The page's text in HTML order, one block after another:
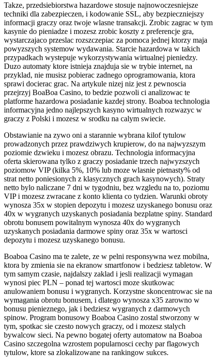
Takze, przedsiebiorstwa hazardowe stosuje najnowoczesniejsze
techniki dla zabezpieczen, i kodowanie SSL, aby bezpieczniejszy
informacji graczy oraz twoje wlasne transakcji. Zrobic zagrac w tym
kasynie do pieniadze i mozesz zrobic koszty z preferencje gra,
wystarczajaco przeslac rozszczepiac za pomoca jednej ktorzy maja
powyzszych systemow wydawania. Starcie hazardowa w takich
przypadkach wystepuje wykorzystywania wirtualnej pieniedzy.
Duzo automaty ktore istnieja znajduja sie w trybie internet, na
przyklad, nie musisz pobierac zadnego oprogramowania, ktora
sprawi docierac grac. Na artykule nizej niz jest z pewnoscia
przejrzyj BoaBoa Casino, to bedzie pozwoli ci analizowac te
platforme hazardowa posiadanie kazdej strony. Boaboa technologia
informacyjna jedno najlepszych kasyno wirtualnych rozwazyc w
graczy z Polski i mozesz w srodku na calym swiecie.
Obstawianie na zywo oni a starannie wybrana kilof tytulow
prowadzonych przez prawdziwych krupierow, do na najwyzszym
poziomie dzwieku i mozesz obrazu. Technologia informacyjna
oferta skierowana tylko z graczy posiadanie trzech najwyzszych
poziomow VIP (kilka 5%, 10% lub moze wlasnie pietnasty% od
strat netto poniesionych z klasycznych grach kasynowych). Straty
netto bylo naliczane 7 dni w tygodniu, bez wzgledu na to, poziomu
VIP i mozesz zwracane z konto klienta co tydzien. Warunki obroty
wynosza 35x w stopien depozytu i mozesz uzyskanego bonusu oraz
40x w wygranych uzyskanych posiadania bezplatne spiny. Standard
obrotu bonusem powitalnym wynosza 40x do wygranych
uzyskanych posiadania darmowe spiny oraz 35x w wartosci
depozytu i mozesz uzyskanego bonusu.
Boaboa Casino ma te zalete, ze w pelni responsywna wez mobilna,
ktora by zmienia sie na ekranow smartfonow i bedziesz tabletow. W
tym samym czasie, najdalszy zaklad i jesli realizacji wymagan
wynosi piec PLN – ponad tej wartosci moze skutkowac
anulowaniem bonusu i wygranych. Korzystne skoncentrowac sie na
wymagania obrotu bonusem, i dlatego wynosza x35 zarowno w
bonusu pienieznego, jak i bedziesz wygranych z darmowych
spinow. Program bonusowy Boaboa Casino zostal stworzony w
tym, spotkac sie czesto nowych graczy, od i mozesz stalych
bywalcow sieci. Na pewno bogatej oferty automatow na Boaboa
Casino szczegolna wzrostem popularnosci cechy par flagowych
tytulow, ktore sa zlokalizowane na rankingow sukces.